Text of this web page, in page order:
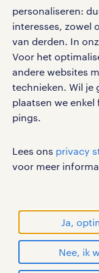
personaliseren:
interesses, zowel
van derden. In
Voor het
andere websites
technieken. Wil je
plaatsen we
pings.
Lees ons privacy
voor meer
Ja,
Nee, ik
werken bij
privacystatement
cookies
disclaimer
sitemap
RANDSTAD,
WORLD OF